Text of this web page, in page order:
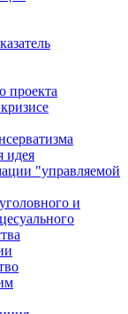
проекта
идея
"управляемой
и